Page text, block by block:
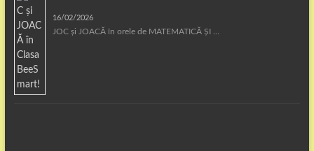
16/02/2026
JOC și JOACĂ în orele de MATEMATICĂ ȘI …